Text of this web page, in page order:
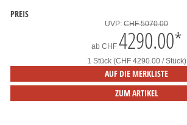
PREIS
UVP: CHF 5070.00
ab CHF 4290.00*
1 Stück (CHF 4290.00 / Stück)
AUF DIE MERKLISTE
ZUM ARTIKEL